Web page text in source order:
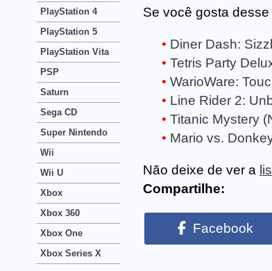
Se você gosta
Diner Dash:
Tetris Party
WarioWare:
Line Rider 2:
Titanic Mystery
Mario vs.
Não deixe de ver a
Compartilhe:
Facebook
PlayStation 4
PlayStation 5
PlayStation Vita
PSP
Saturn
Sega CD
Super Nintendo
Wii
Wii U
Xbox
Xbox 360
Xbox One
Xbox Series X